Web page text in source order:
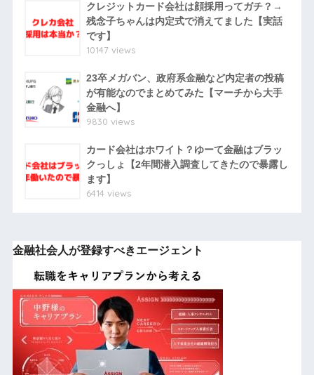
クレジットカード会社は顔採用ってガチ？→
残念子ちゃんは内定式で消えてました【実話
です】
10147 views
23卒メガバン、政府系金融など内定者の投稿
が有能なのでまとめてみた【マーチから大手
金融へ】
9830 views
カード会社はホワイト？ゆーて金融はブラッ
クっしょ【2年間潜入調査してきたので暴露し
ます】
6414 views
金融社会人が登録すべきエージェント